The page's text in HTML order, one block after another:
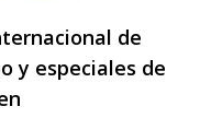
de
y especiales de